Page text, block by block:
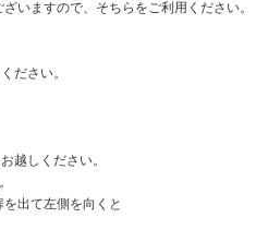
いますので、そちらをご利用ください。
ださい。
越しください。
出て左側を向くと